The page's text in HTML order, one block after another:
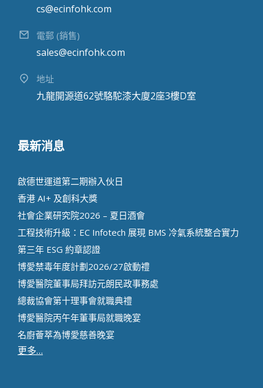
cs@ecinfohk.com
電郵 (銷售)
sales@ecinfohk.com
地址
九龍開源道62號駱駝漆大廈2座3樓D室
最新消息
啟德世運道第二期辦⼊伙⽇
香港 AI+ 及創科⼤獎
社會企業研究院2026 – 夏日酒會
工程技術升級：EC Infotech 展現 BMS 冷氣系統整合實力
第三年 ESG 約章認證
博愛禁毒年度計劃2026/27啟動禮
博愛醫院董事局拜訪元朗民政事務處
總裁協會第十理事會就職典禮
博愛醫院丙午年董事局就職晚宴
名廚薈萃為博愛慈善晚宴
更多…